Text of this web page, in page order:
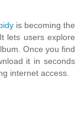
is becoming the
lets users explore
Once you find
it in seconds
internet access.